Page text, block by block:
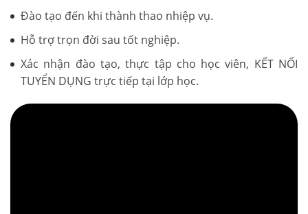
Đào tạo đến khi thành thao nhiệp vụ.
Hỗ trợ trọn đời sau tốt nghiệp.
Xác nhận đào tạo, thực tập cho học viên, KẾT NỐI
TUYỂN DỤNG trực tiếp tại lớp học.